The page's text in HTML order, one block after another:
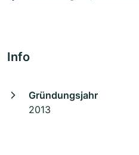
Info
Gründungsjahr
2013